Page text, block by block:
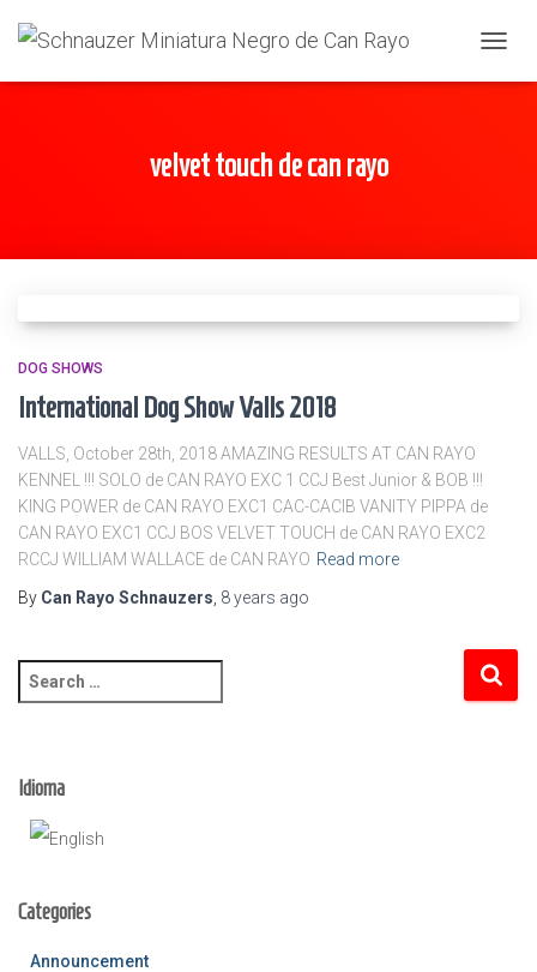
velvet touch de can rayo
DOG SHOWS
International Dog Show Valls 2018
VALLS, October 28th, 2018 AMAZING RESULTS AT CAN RAYO
KENNEL !!! SOLO de CAN RAYO EXC 1 CCJ Best Junior & BOB !!!
KING POWER de CAN RAYO EXC1 CAC-CACIB VANITY PIPPA de
CAN RAYO EXC1 CCJ BOS VELVET TOUCH de CAN RAYO EXC2
RCCJ WILLIAM WALLACE de CAN RAYO Read more
By Can Rayo Schnauzers 8 years ago
e
c
:
Idioma
Categories
Announcement